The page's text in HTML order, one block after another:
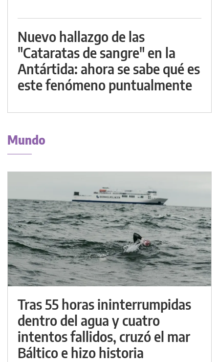
Nuevo hallazgo de las
"Cataratas de sangre" en la
Antártida: ahora se sabe qué es
este fenómeno puntualmente
Mundo
Tras 55 horas ininterrumpidas
dentro del agua y cuatro
intentos fallidos, cruzó el mar
Báltico e hizo historia